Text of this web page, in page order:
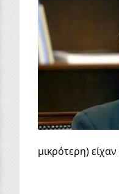
μικρότερη)